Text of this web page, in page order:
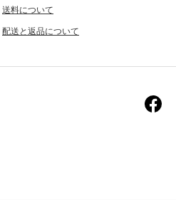
送料について
配送と返品について